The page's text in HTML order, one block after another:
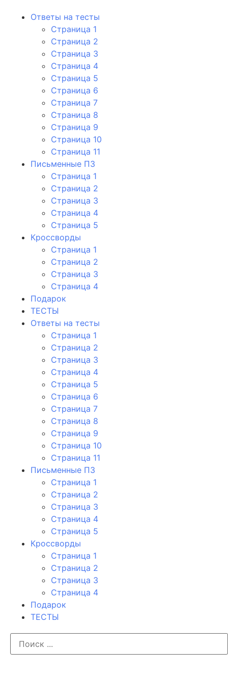
Ответы на тесты
Страница 1
Страница 2
Страница 3
Страница 4
Страница 5
Страница 6
Страница 7
Страница 8
Страница 9
Страница 10
Страница 11
Письменные ПЗ
Страница 1
Страница 2
Страница 3
Страница 4
Страница 5
Кроссворды
Страница 1
Страница 2
Страница 3
Страница 4
Подарок
ТЕСТЫ
Ответы на тесты
Страница 1
Страница 2
Страница 3
Страница 4
Страница 5
Страница 6
Страница 7
Страница 8
Страница 9
Страница 10
Страница 11
Письменные ПЗ
Страница 1
Страница 2
Страница 3
Страница 4
Страница 5
Кроссворды
Страница 1
Страница 2
Страница 3
Страница 4
Подарок
ТЕСТЫ